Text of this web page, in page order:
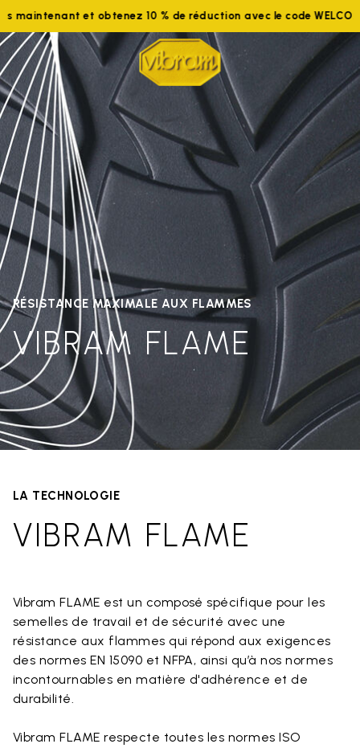
nous maintenant et obtenez 10 % de réduction avec le code
RÉSISTANCE MAXIMALE AUX FLAMMES
VIBRAM FLAME
LA TECHNOLOGIE
VIBRAM FLAME
Vibram FLAME est un composé spécifique pour les
semelles de travail et de sécurité avec une
résistance aux flammes qui répond aux exigences
des normes EN 15090 et NFPA, ainsi qu’à nos normes
incontournables en matière d'adhérence et de
durabilité.
Vibram FLAME respecte toutes les normes ISO